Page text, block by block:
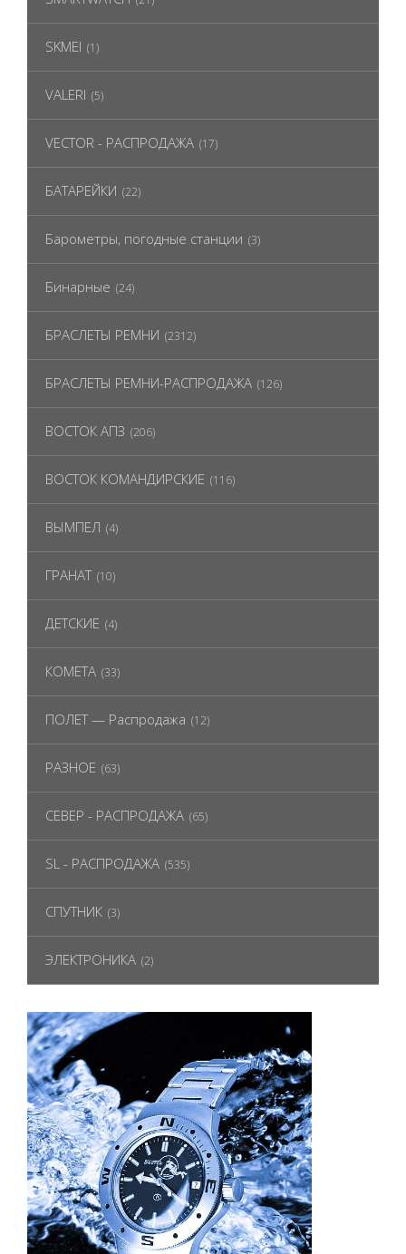
SKMEI (1)
VALERI (5)
VECTOR - РАСПРОДАЖА (17)
БАТАРЕЙКИ (22)
Барометры, погодные станции (3)
Бинарные (24)
БРАСЛЕТЫ РЕМНИ (2312)
БРАСЛЕТЫ РЕМНИ-РАСПРОДАЖА (126)
ВОСТОК АПЗ (206)
ВОСТОК КОМАНДИРСКИЕ (116)
ВЫМПЕЛ (4)
ГРАНАТ (10)
ДЕТСКИЕ (4)
КОМЕТА (33)
ПОЛЕТ — Распродажа (12)
РАЗНОЕ (63)
СЕВЕР - РАСПРОДАЖА (65)
SL - РАСПРОДАЖА (535)
СПУТНИК (3)
ЭЛЕКТРОНИКА (2)